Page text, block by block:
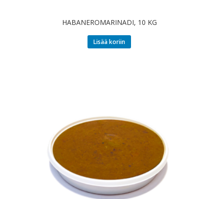
HABANEROMARINADI, 10 KG
Lisää koriin